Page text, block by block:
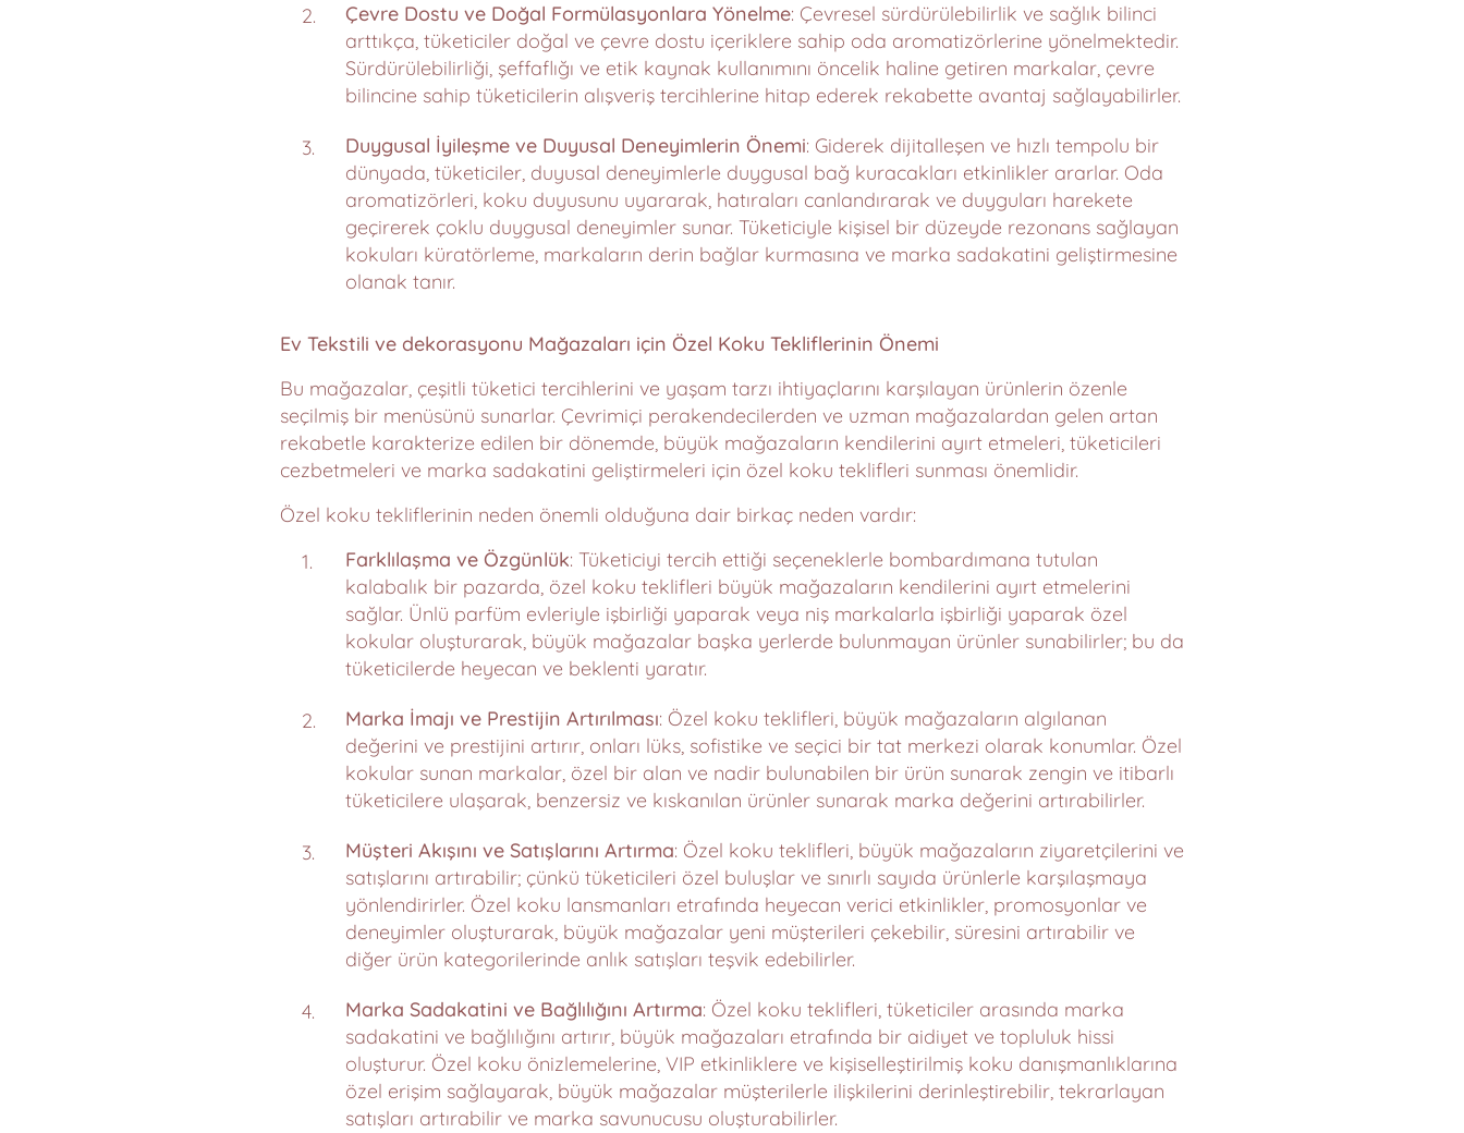
Çevre Dostu ve Doğal Formülasyonlara Yönelme: Çevresel sürdürülebilirlik ve sağlık bilinci
arttıkça, tüketiciler doğal ve çevre dostu içeriklere sahip oda aromatizörlerine yönelmektedir.
Sürdürülebilirliği, şeffaflığı ve etik kaynak kullanımını öncelik haline getiren markalar, çevre
bilincine sahip tüketicilerin alışveriş tercihlerine hitap ederek rekabette avantaj sağlayabilirler.
Duygusal İyileşme ve Duyusal Deneyimlerin Önemi: Giderek dijitalleşen ve hızlı tempolu bir
dünyada, tüketiciler, duyusal deneyimlerle duygusal bağ kuracakları etkinlikler ararlar. Oda
aromatizörleri, koku duyusunu uyararak, hatıraları canlandırarak ve duyguları harekete
geçirerek çoklu duygusal deneyimler sunar. Tüketiciyle kişisel bir düzeyde rezonans sağlayan
kokuları küratörleme, markaların derin bağlar kurmasına ve marka sadakatini geliştirmesine
olanak tanır.
Ev Tekstili ve dekorasyonu Mağazaları için Özel Koku Tekliflerinin Önemi
Bu mağazalar, çeşitli tüketici tercihlerini ve yaşam tarzı ihtiyaçlarını karşılayan ürünlerin özenle
seçilmiş bir menüsünü sunarlar. Çevrimiçi perakendecilerden ve uzman mağazalardan gelen artan
rekabetle karakterize edilen bir dönemde, büyük mağazaların kendilerini ayırt etmeleri, tüketicileri
cezbetmeleri ve marka sadakatini geliştirmeleri için özel koku teklifleri sunması önemlidir.
Özel koku tekliflerinin neden önemli olduğuna dair birkaç neden vardır:
Farklılaşma ve Özgünlük: Tüketiciyi tercih ettiği seçeneklerle bombardımana tutulan
kalabalık bir pazarda, özel koku teklifleri büyük mağazaların kendilerini ayırt etmelerini
sağlar. Ünlü parfüm evleriyle işbirliği yaparak veya niş markalarla işbirliği yaparak özel
kokular oluşturarak, büyük mağazalar başka yerlerde bulunmayan ürünler sunabilirler; bu da
tüketicilerde heyecan ve beklenti yaratır.
Marka İmajı ve Prestijin Artırılması: Özel koku teklifleri, büyük mağazaların algılanan
değerini ve prestijini artırır, onları lüks, sofistike ve seçici bir tat merkezi olarak konumlar. Özel
kokular sunan markalar, özel bir alan ve nadir bulunabilen bir ürün sunarak zengin ve itibarlı
tüketicilere ulaşarak, benzersiz ve kıskanılan ürünler sunarak marka değerini artırabilirler.
Müşteri Akışını ve Satışlarını Artırma: Özel koku teklifleri, büyük mağazaların ziyaretçilerini ve
satışlarını artırabilir; çünkü tüketicileri özel buluşlar ve sınırlı sayıda ürünlerle karşılaşmaya
yönlendirirler. Özel koku lansmanları etrafında heyecan verici etkinlikler, promosyonlar ve
deneyimler oluşturarak, büyük mağazalar yeni müşterileri çekebilir, süresini artırabilir ve
diğer ürün kategorilerinde anlık satışları teşvik edebilirler.
Marka Sadakatini ve Bağlılığını Artırma: Özel koku teklifleri, tüketiciler arasında marka
sadakatini ve bağlılığını artırır, büyük mağazaları etrafında bir aidiyet ve topluluk hissi
oluşturur. Özel koku önizlemelerine, VIP etkinliklere ve kişiselleştirilmiş koku danışmanlıklarına
özel erişim sağlayarak, büyük mağazalar müşterilerle ilişkilerini derinleştirebilir, tekrarlayan
satışları artırabilir ve marka savunucusu oluşturabilirler.